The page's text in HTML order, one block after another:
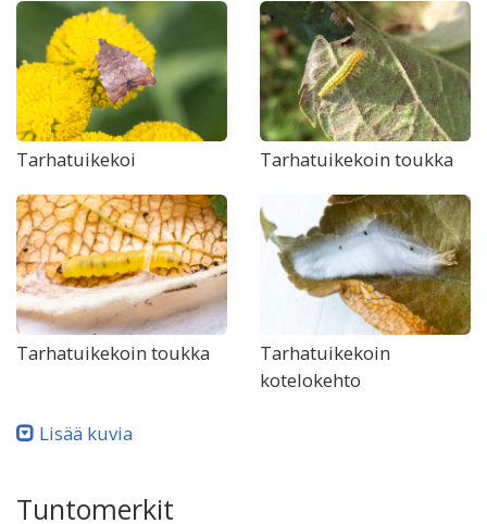
Tarhatuikekoi Tarhatuikekoin toukka
Tarhatuikekoin toukka
Tarhatuikekoin
kotelokehto
Lisää kuvia
Tuntomerkit